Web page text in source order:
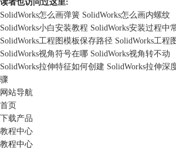
读者也访问过这里:
SolidWorks怎么画弹簧 SolidWorks怎么画内螺纹
SolidWorks小白安装教程 SolidWorks安装过程中
SolidWorks工程图模板保存路径 SolidWorks工程
SolidWorks视角符号在哪 SolidWorks视角转不动
SolidWorks拉伸特征如何创建 SolidWorks拉伸深
骤
网站导航
首页
下载产品
教程中心
教程中心